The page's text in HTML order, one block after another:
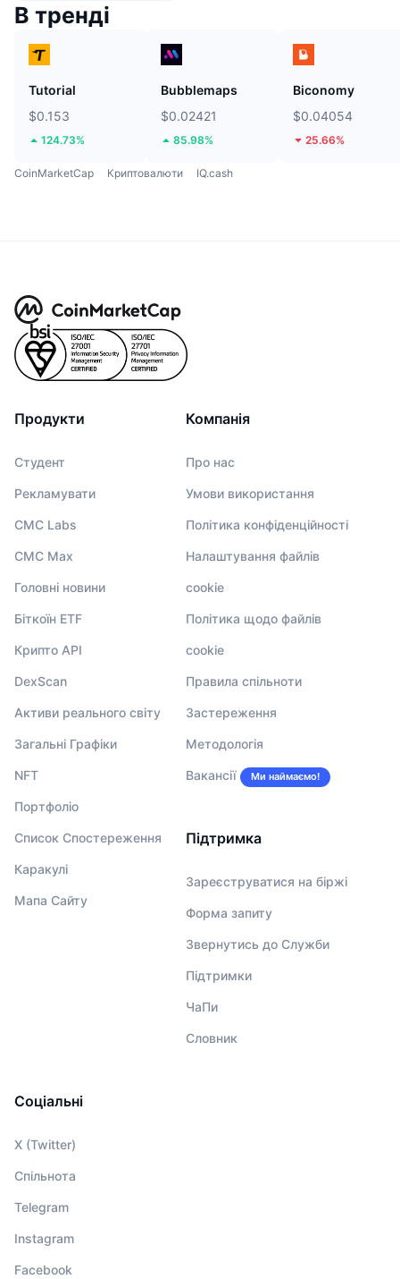
В тренді
Tutorial
$0.153
124.73%
Bubblemaps
$0.02421
85.98%
Biconomy
$0.04054
25.66%
CoinMarketCap Криптовалюти IQ.cash
Продукти
Студент
Рекламувати
CMC Labs
CMC Max
Головні новини
Біткоїн ETF
Крипто API
DexScan
Активи реального світу
Загальні Графіки
NFT
Портфоліо
Список Спостереження
Каракулі
Мапа Сайту
Компанія
Про нас
Умови використання
Політика конфіденційності
Налаштування файлів
cookie
Політика щодо файлів
cookie
Правила спільноти
Застереження
Методологія
Вакансії Ми наймаємо!
Підтримка
Зареєструватися на біржі
Форма запиту
Звернутись до Служби
Підтримки
ЧаПи
Словник
Соціальні
X (Twitter)
Спільнота
Telegram
Instagram
Facebook